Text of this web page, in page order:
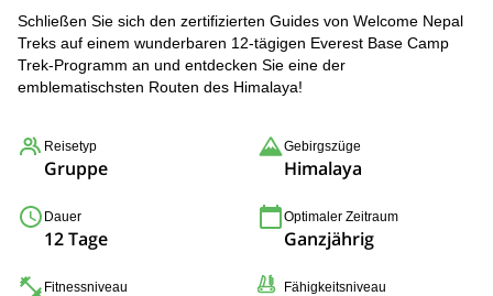
Schließen Sie sich den zertifizierten Guides von Welcome Nepal
Treks auf einem wunderbaren 12-tägigen Everest Base Camp
Trek-Programm an und entdecken Sie eine der
emblematischsten Routen des Himalaya!
Reisetyp
Gruppe
Gebirgszüge
Himalaya
Dauer
12 Tage
Optimaler Zeitraum
Ganzjährig
Fitnessniveau Fähigkeitsniveau